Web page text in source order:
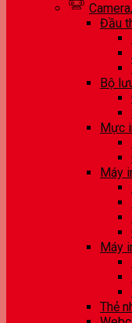
Đầu
Bộ
Mực
Máy
Máy
Thẻ